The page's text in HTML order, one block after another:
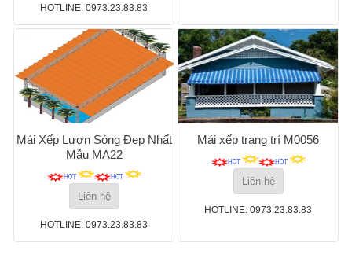
HOTLINE: 0973.23.83.83
Mái Xếp Lượn Sóng Đẹp Nhất
Mẫu MA22
Liên hệ
HOTLINE: 0973.23.83.83
Mái xếp trang trí M0056
Liên hệ
HOTLINE: 0973.23.83.83